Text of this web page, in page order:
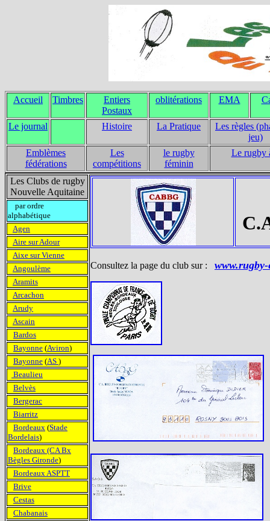
Accueil Timbres
Entiers
Postaux
oblitérations EMA
Le journal Histoire La Pratique
Les règles
jeu)
Emblèmes
fédérations
Les
compétitions
le rugby
féminin
Le rugby
Les Clubs de rugby
Nouvelle Aquitaine
Consultez la page du club sur :
par ordre
alphabétique
Agen
Aire sur Adour
Aixe sur Vienne
Angoulème
Aramits
Arcachon
Arudy
Ascain
Bardos
Bayonne (Aviron)
Bayonne (AS )
Beaulieu
Belvès
Bergerac
Biarritz
Bordeaux (Stade
Bordelais)
Bordeaux (CA Bx
Bègles Gironde)
Bordeaux ASPTT
Brive
Cestas
Chabanais